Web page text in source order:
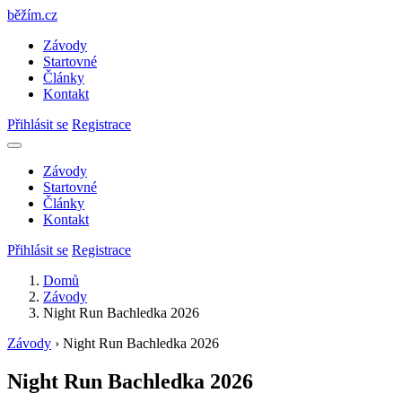
běžím.cz
Závody
Startovné
Články
Kontakt
Přihlásit se Registrace
Závody
Startovné
Články
Kontakt
Přihlásit se Registrace
Domů
Závody
Night Run Bachledka 2026
Závody › Night Run Bachledka 2026
Night Run Bachledka 2026